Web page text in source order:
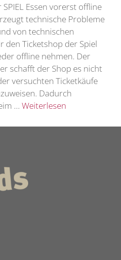
Essen vorerst offline
technische Probleme
von technischen
den Ticketshop der Spiel
offline nehmen. Der
schafft der Shop es nicht
versuchten Ticketkäufe
Dadurch
… Weiterlesen